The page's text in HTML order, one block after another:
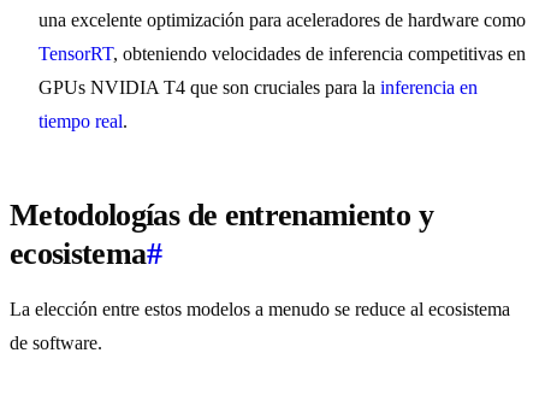
una excelente optimización para aceleradores de hardware como
TensorRT, obteniendo velocidades de inferencia competitivas en
GPUs NVIDIA T4 que son cruciales para la inferencia en
tiempo real.
Metodologías de entrenamiento y
ecosistema#
La elección entre estos modelos a menudo se reduce al ecosistema
de software.